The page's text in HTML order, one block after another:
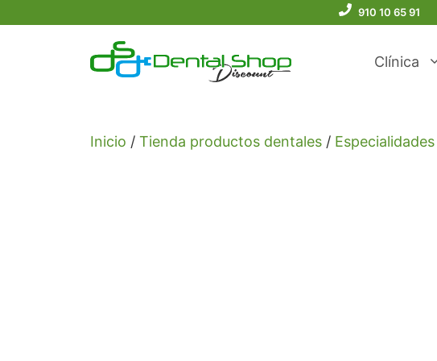
910 10 65 91
Clínica
Inicio / Tienda productos dentales / Especialidades